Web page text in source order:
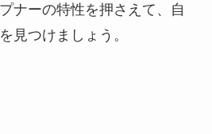
ナーの特性を押さえて、自
見つけましょう。